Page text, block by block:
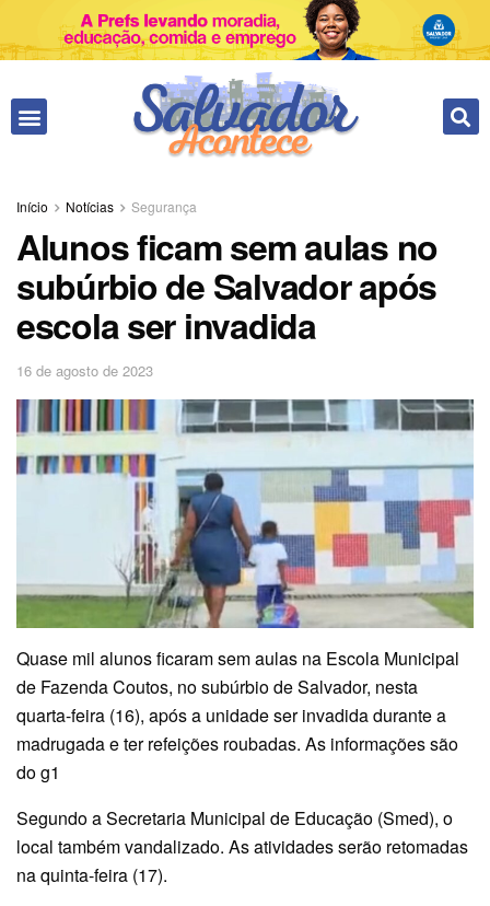
Início Notícias Segurança
Alunos ficam sem aulas no
subúrbio de Salvador após
escola ser invadida
16 de agosto de 2023
Quase mil alunos ficaram sem aulas na Escola Municipal
de Fazenda Coutos, no subúrbio de Salvador, nesta
quarta-feira (16), após a unidade ser invadida durante a
madrugada e ter refeições roubadas. As informações são
do g1
Segundo a Secretaria Municipal de Educação (Smed), o
local também vandalizado. As atividades serão retomadas
na quinta-feira (17).